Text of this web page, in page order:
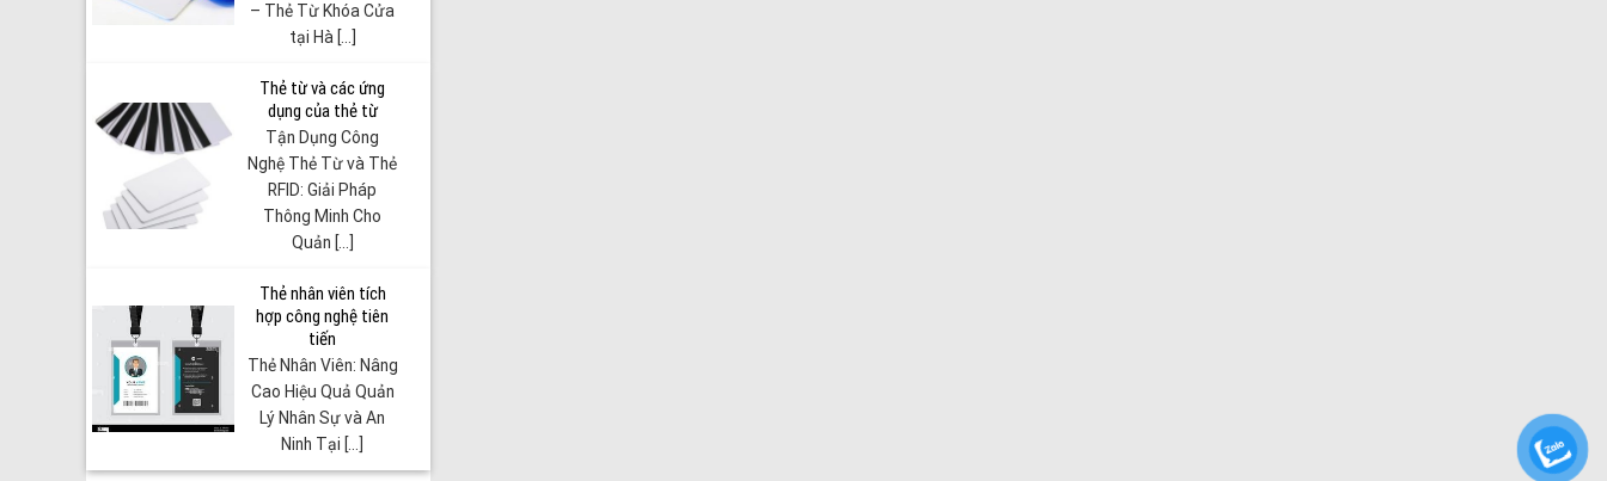
– Thẻ Từ Khóa Cửa
tại Hà [...]
Thẻ từ và các ứng
dụng của thẻ từ
Tận Dụng Công
Nghệ Thẻ Từ và Thẻ
RFID: Giải Pháp
Thông Minh Cho
Quản [...]
Thẻ nhân viên tích
hợp công nghệ tiên
tiến
Thẻ Nhân Viên: Nâng
Cao Hiệu Quả Quản
Lý Nhân Sự và An
Ninh Tại [...]